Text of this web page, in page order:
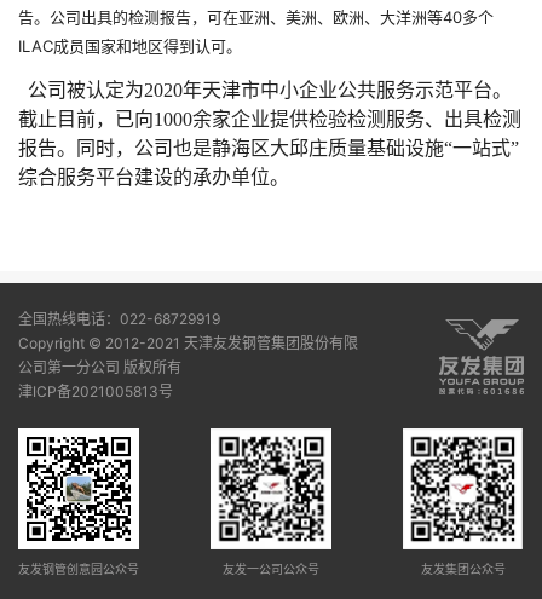
告。公司出具的检测报告，可在亚洲、美洲、欧洲、大洋洲等40多个
ILAC成员国家和地区得到认可。
公司被认定为2020年天津市中小企业公共服务示范平台。
截止目前，已向1000余家企业提供检验检测服务、出具检测
报告。同时，公司也是静海区大邱庄质量基础设施“一站式”
综合服务平台建设的承办单位。
全国热线电话：022-68729919
Copyright © 2012-2021 天津友发钢管集团股份有限
公司第一分公司 版权所有
津ICP备2021005813号
友发钢管创意园公众号 友发一公司公众号 友发集团公众号